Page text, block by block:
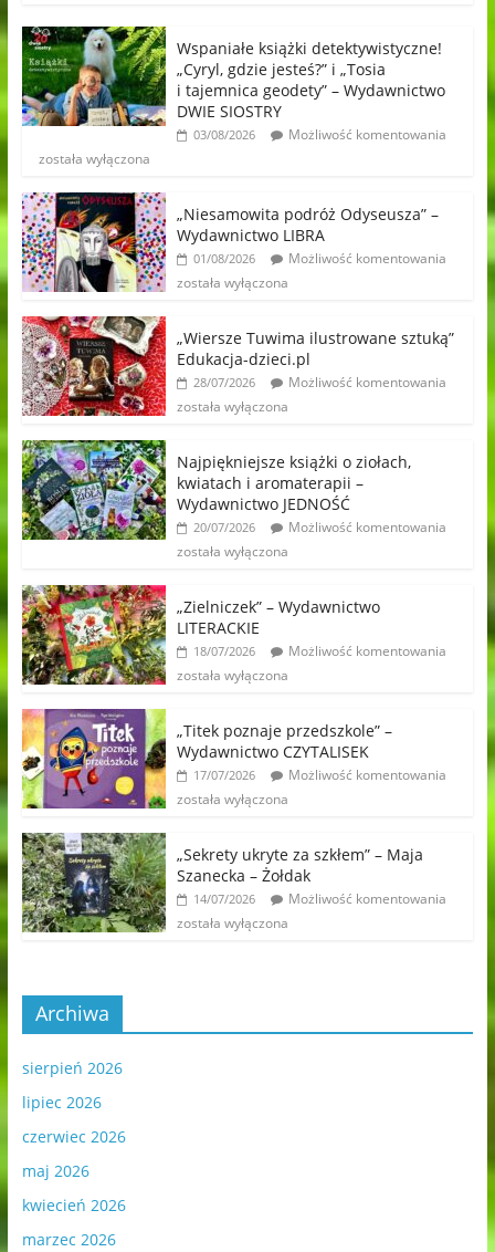
Wspaniałe książki detektywistyczne!
„Cyryl, gdzie jesteś?” i „Tosia
i tajemnica geodety” – Wydawnictwo
DWIE SIOSTRY
03/08/2026
Możliwość komentowania
została wyłączona
„Niesamowita podróż Odyseusza” –
Wydawnictwo LIBRA
01/08/2026
Możliwość komentowania
została wyłączona
„Wiersze Tuwima ilustrowane sztuką”
Edukacja-dzieci.pl
28/07/2026
Możliwość komentowania
została wyłączona
Najpiękniejsze książki o ziołach,
kwiatach i aromaterapii –
Wydawnictwo JEDNOŚĆ
20/07/2026
Możliwość komentowania
została wyłączona
„Zielniczek” – Wydawnictwo
LITERACKIE
18/07/2026
Możliwość komentowania
została wyłączona
„Titek poznaje przedszkole” –
Wydawnictwo CZYTALISEK
17/07/2026
Możliwość komentowania
została wyłączona
„Sekrety ukryte za szkłem” – Maja
Szanecka – Żołdak
14/07/2026
Możliwość komentowania
została wyłączona
Archiwa
sierpień 2026
lipiec 2026
czerwiec 2026
maj 2026
kwiecień 2026
marzec 2026